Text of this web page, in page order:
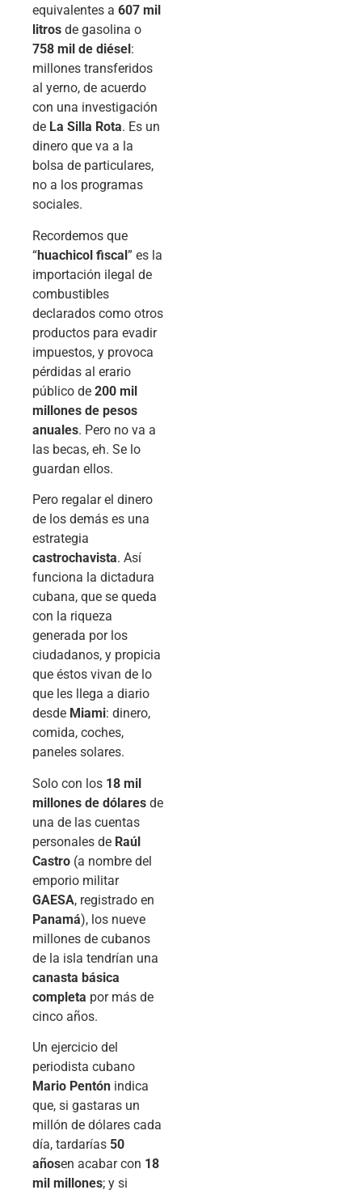
equivalentes a 607 mil
litros de gasolina o
758 mil de diésel :
millones transferidos
al yerno, de acuerdo
con una investigación
de La Silla Rota. Es un
dinero que va a la
bolsa de particulares,
no a los programas
sociales.
Recordemos que
“huachicol fiscal” es la
importación ilegal de
combustibles
declarados como otros
productos para evadir
impuestos, y provoca
pérdidas al erario
público de 200 mil
millones de pesos
anuales. Pero no va a
las becas, eh. Se lo
guardan ellos.
Pero regalar el dinero
de los demás es una
estrategia
castrochavista. Así
funciona la dictadura
cubana, que se queda
con la riqueza
generada por los
ciudadanos, y propicia
que éstos vivan de lo
que les llega a diario
desde Miami: dinero,
comida, coches,
paneles solares.
Solo con los 18 mil
millones de dólares de
una de las cuentas
personales de Raúl
Castro (a nombre del
emporio militar
GAESA, registrado en
Panamá), los nueve
millones de cubanos
de la isla tendrían una
canasta básica
completa por más de
cinco años.
Un ejercicio del
periodista cubano
Mario Pentón indica
que, si gastaras un
millón de dólares cada
día, tardarías 50
añosen acabar con 18
mil millones; y si